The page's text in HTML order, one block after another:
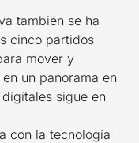
también se ha
cinco partidos
mover y
un panorama en
sigue en
con la tecnología